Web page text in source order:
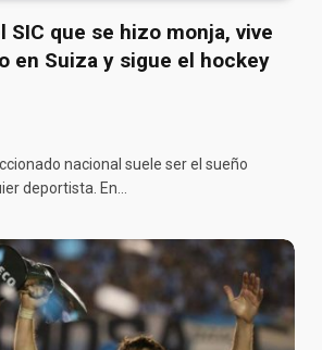
SIC que se hizo monja, vive
en Suiza y sigue el hockey
nacional suele ser el sueño
deportista. En…